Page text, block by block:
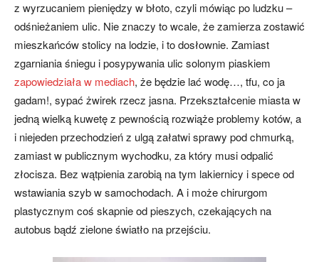
z wyrzucaniem pieniędzy w błoto, czyli mówiąc po ludzku –
odśnieżaniem ulic. Nie znaczy to wcale, że zamierza zostawić
mieszkańców stolicy na lodzie, i to dosłownie. Zamiast
zgarniania śniegu i posypywania ulic solonym piaskiem
zapowiedziała w mediach, że będzie lać wodę…, tfu, co ja
gadam!, sypać żwirek rzecz jasna. Przekształcenie miasta w
jedną wielką kuwetę z pewnością rozwiąże problemy kotów, a
i niejeden przechodzień z ulgą załatwi sprawy pod chmurką,
zamiast w publicznym wychodku, za który musi odpalić
złocisza. Bez wątpienia zarobią na tym lakiernicy i spece od
wstawiania szyb w samochodach. A i może chirurgom
plastycznym coś skapnie od pieszych, czekających na
autobus bądź zielone światło na przejściu.